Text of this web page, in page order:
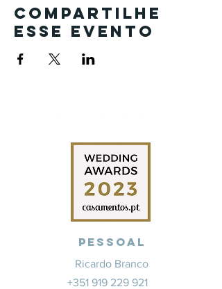
Compartilhe
esse evento
Pessoal
Ricardo Branco
+351 919 229 921